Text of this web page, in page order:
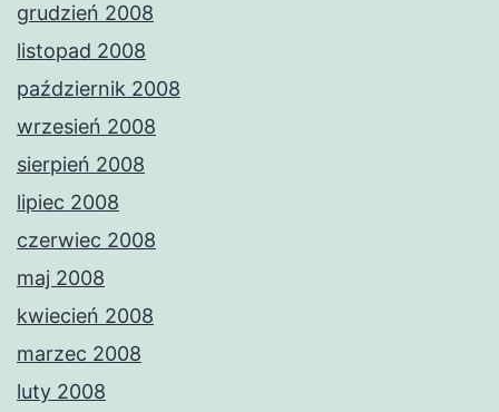
grudzień 2008
listopad 2008
październik 2008
wrzesień 2008
sierpień 2008
lipiec 2008
czerwiec 2008
maj 2008
kwiecień 2008
marzec 2008
luty 2008